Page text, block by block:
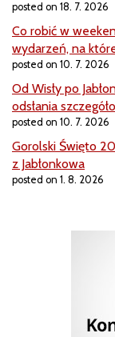
posted on 18. 7. 2026
Co robić w
wydarzeń, na
posted on 10. 7. 2026
Od Wisły po
odsłania
posted on 10. 7. 2026
Gorolski Święto
z Jabłonkowa
posted on 1. 8. 2026